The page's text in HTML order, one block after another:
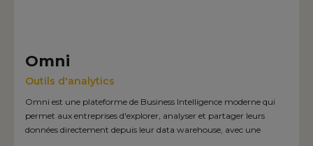
Omni
Outils d'analytics
Omni est une plateforme de Business Intelligence moderne qui
permet aux entreprises d'explorer, analyser et partager leurs
données directement depuis leur data warehouse, avec une